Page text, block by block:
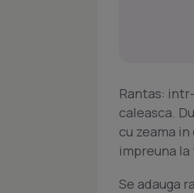
Rantas:
caleasca.
cu zeama
impreuna
Se adauga